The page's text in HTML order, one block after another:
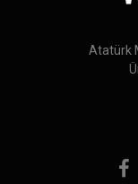
Atatürk